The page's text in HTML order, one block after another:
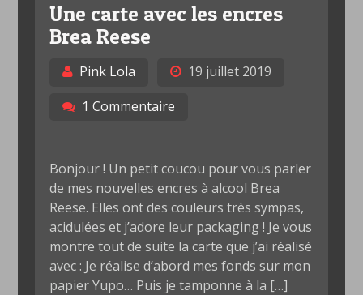
Une carte avec les encres
Brea Reese
Pink Lola
19 juillet 2019
1 Commentaire
Bonjour ! Un petit coucou pour vous parler
de mes nouvelles encres à alcool Brea
Reese. Elles ont des couleurs très sympas,
acidulées et j’adore leur packaging ! Je vous
montre tout de suite la carte que j’ai réalisé
avec : Je réalise d’abord mes fonds sur mon
papier Yupo… Puis je tamponne à la […]